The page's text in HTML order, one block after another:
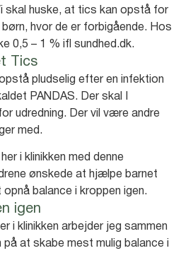
skal huske, at tics kan opstå for
hvor de er forbigående. Hos
0,5 – 1 % ifl sundhed.dk.
Tics
pludselig efter en infektion
PANDAS. Der skal I
udredning. Der vil være andre
med.
i klinikken med denne
ønskede at hjælpe barnet
balance i kroppen igen.
igen
i klinikken arbejder jeg sammen
at skabe mest mulig balance i